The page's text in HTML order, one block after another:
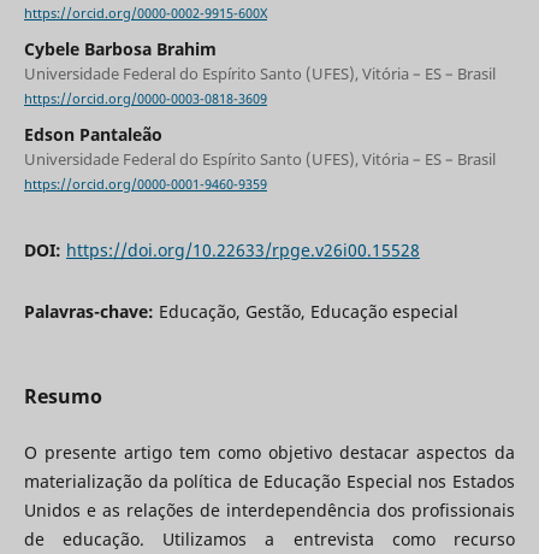
https://orcid.org/0000-0002-9915-600X
Cybele Barbosa Brahim
Universidade Federal do Espírito Santo (UFES), Vitória – ES – Brasil
https://orcid.org/0000-0003-0818-3609
Edson Pantaleão
Universidade Federal do Espírito Santo (UFES), Vitória – ES – Brasil
https://orcid.org/0000-0001-9460-9359
DOI: https://doi.org/10.22633/rpge.v26i00.15528
Palavras-chave: Educação, Gestão, Educação especial
Resumo
O presente artigo tem como objetivo destacar aspectos da
materialização da política de Educação Especial nos Estados
Unidos e as relações de interdependência dos profissionais
de educação. Utilizamos a entrevista como recurso